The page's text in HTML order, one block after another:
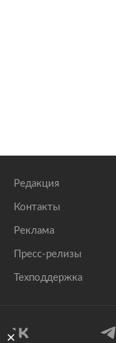
Редакция
Контакты
Реклама
Пресс-релизы
Техподдержка